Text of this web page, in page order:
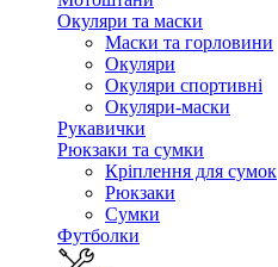
Окуляри та маски
Маски та горловини
Окуляри
Окуляри спортивні
Окуляри-маски
Рукавички
Рюкзаки та сумки
Кріплення для сумок
Рюкзаки
Сумки
Футболки